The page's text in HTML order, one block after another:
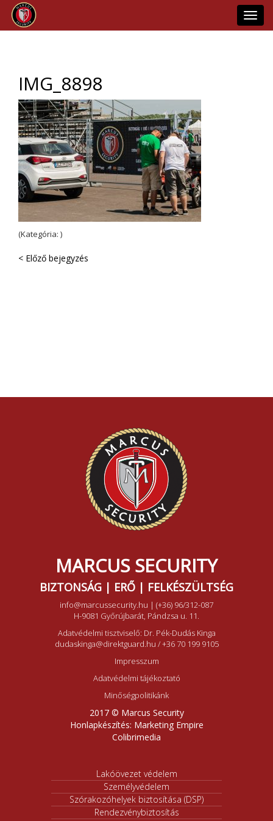
IMG_8898
(Kategória: )
< Előző bejegyzés
MARCUS SECURITY
BIZTONSÁG | ERŐ | FELKÉSZÜLTSÉG
info@marcussecurity.hu | (+36) 96/312-087
H-9081 Győrújbarát, Pándzsa u. 11.
Adatvédelmi tisztviselő: Dr. Pék-Dudás Kinga
dudaskinga@direktguard.hu /+36 70 199 9105
Impresszum
Adatvédelmi tájékoztató
Minőségpolitikánk
2017 © Marcus Security
Honlapkészítés: Marketing Empire
Colibrimedia
Lakóövezet védelem
Személyvédelem
Szórakozóhelyek biztosítása (DSP)
Rendezvénybiztosítás